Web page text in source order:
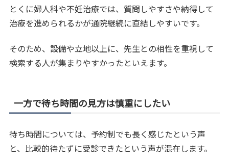
とくに婦人科や不妊治療では、質問しやすさや納得して
治療を進められるかが通院継続に直結しやすいです。
そのため、設備や立地以上に、先生との相性を重視して
検索する人が集まりやすかったといえます。
一方で待ち時間の見方は慎重にしたい
待ち時間については、予約制でも長く感じたという声
と、比較的待たずに受診できたという声が混在します。